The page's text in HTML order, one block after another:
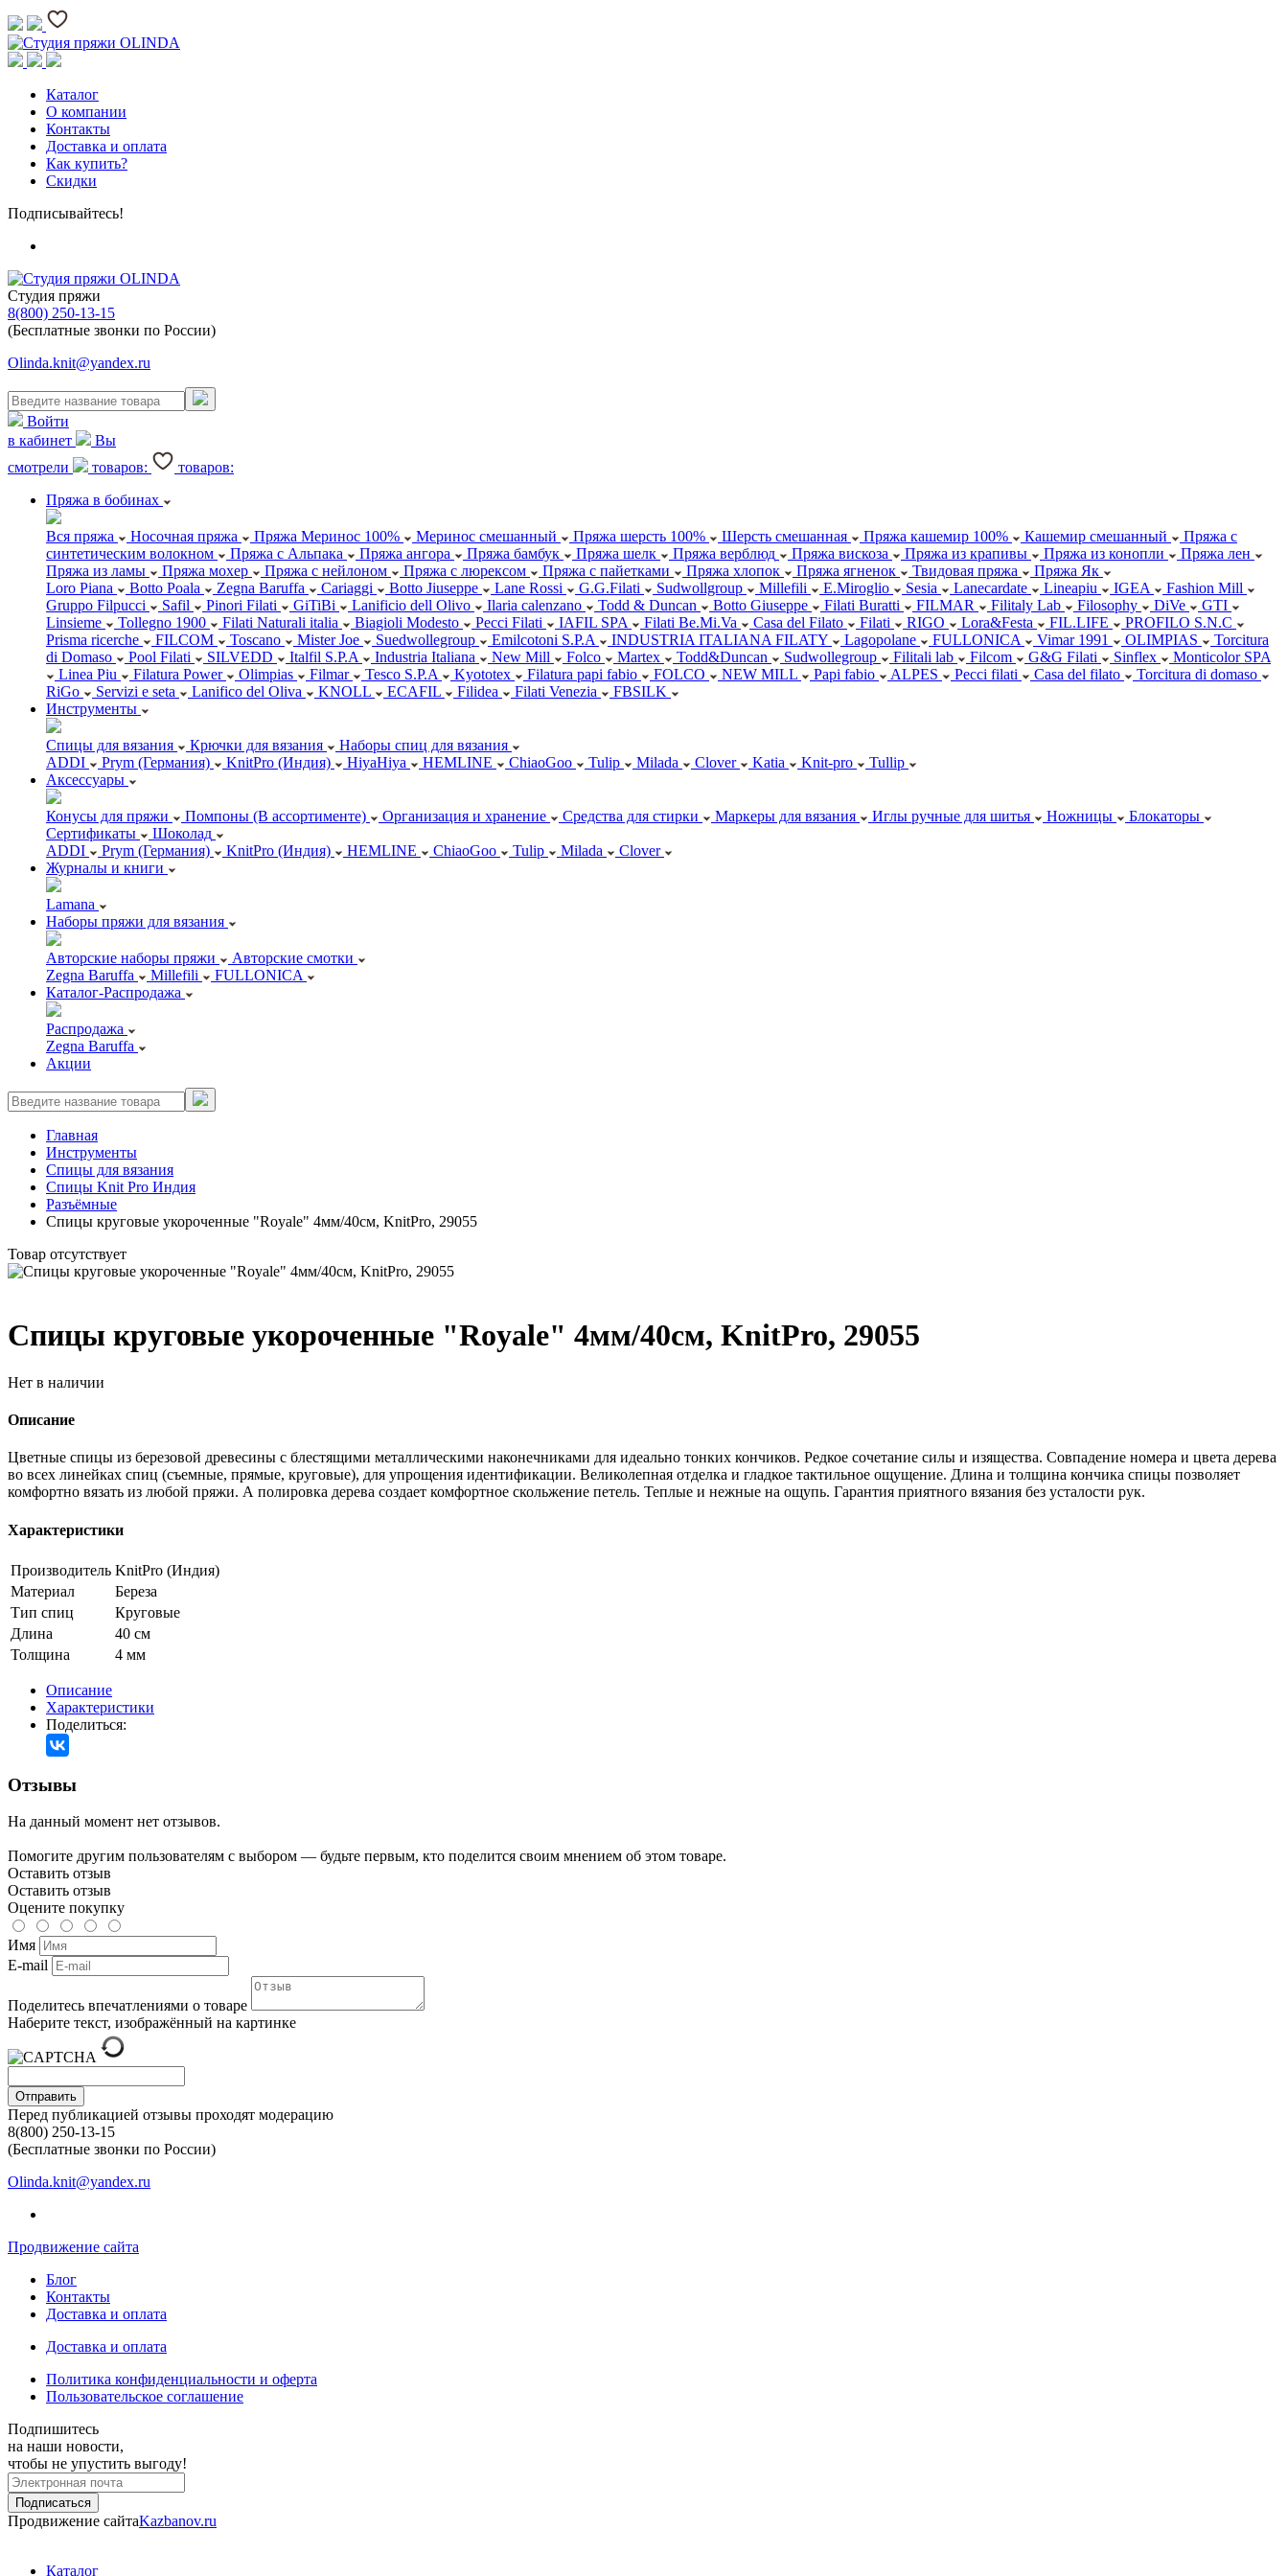
Каталог
О компании
Контакты
Доставка и оплата
Как купить?
Скидки
Подписывайтесь!
Студия пряжи
8(800) 250-13-15
(Бесплатные звонки по России)
Olinda.knit@yandex.ru
Войти
в кабинет
Вы
смотрели
товаров:
товаров:
Пряжа в бобинах
Вся пряжа Носочная пряжа Пряжа Меринос 100% Меринос смешанный Пряжа шерсть 100% Шерсть смешанная Пряжа кашемир 100% Кашемир смешанный
Пряжа с
синтетическим волокном
Пряжа с Альпака Пряжа ангора Пряжа бамбук Пряжа шелк Пряжа верблюд Пряжа вискоза Пряжа из крапивы Пряжа из конопли
Пряжа лен
Пряжа из ламы
Пряжа мохер Пряжа с нейлоном Пряжа с люрексом Пряжа с пайетками Пряжа хлопок Пряжа ягненок Твидовая пряжа
Пряжа Як
Loro Piana
Botto Poala Zegna Baruffa Cariaggi Botto Jiuseppe Lane Rossi G.G.Filati Sudwollgroup Millefili E.Miroglio Sesia Lanecardate Lineapiu IGEA
Fashion Mill
Gruppo Filpucci
Safil Pinori Filati GiTiBi Lanificio dell Olivo Ilaria calenzano Todd & Duncan Botto Giuseppe Filati Buratti FILMAR Filitaly Lab Filosophy DiVe
GTI
Linsieme
Tollegno 1900 Filati Naturali italia Biagioli Modesto Pecci Filati IAFIL SPA Filati Be.Mi.Va Casa del Filato Filati RIGO Lora&Festa FIL.LIFE
PROFILO S.N.C
Prisma ricerche
FILCOM Toscano Mister Joe Suedwollegroup Emilcotoni S.P.A INDUSTRIA ITALIANA FILATY Lagopolane FULLONICA Vimar 1991 OLIMPIAS
Torcitura
di Domaso
Pool Filati SILVEDD Italfil S.P.A Industria Italiana New Mill Folco Martex Todd&Duncan Sudwollegroup Filitali lab Filcom G&G Filati Sinflex
Monticolor SPA
Linea Piu
Filatura Power Olimpias Filmar Tesco S.P.A Kyototex Filatura papi fabio FOLCO NEW MILL Papi fabio ALPES Pecci filati Casa del filato
Torcitura di domaso
RiGo
Servizi e seta Lanifico del Oliva KNOLL ECAFIL Filidea Filati Venezia
FBSILK
Инструменты
Спицы для вязания Крючки для вязания
Наборы спиц для вязания
ADDI
Prym (Германия) KnitPro (Индия) HiyaHiya HEMLINE ChiaoGoo Tulip Milada Clover Katia Knit-pro
Tullip
Аксессуары
Конусы для пряжи Помпоны (В ассортименте) Организация и хранение Средства для стирки Маркеры для вязания Иглы ручные для шитья Ножницы
Блокаторы
Сертификаты
Шоколад
ADDI
Prym (Германия) KnitPro (Индия) HEMLINE ChiaoGoo Tulip Milada
Clover
Журналы и книги
Lamana
Наборы пряжи для вязания
Авторские наборы пряжи
Авторские смотки
Zegna Baruffa
Millefili
FULLONICA
Каталог-Распродажа
Распродажа
Zegna Baruffa
Акции
Главная
Инструменты
Спицы для вязания
Спицы Knit Pro Индия
Разъёмные
Спицы круговые укороченные "Royale" 4мм/40см, KnitPro, 29055
Товар отсутствует
Спицы круговые укороченные "Royale" 4мм/40см, KnitPro, 29055
Нет в наличии
Описание
Цветные спицы из березовой древесины с блестящими металлическими наконечниками для идеально тонких кончиков. Редкое сочетание силы и изящества. Совпадение номера и цвета дерева
во всех линейках спиц (съемные, прямые, круговые), для упрощения идентификации. Великолепная отделка и гладкое тактильное ощущение. Длина и толщина кончика спицы позволяет
комфортно вязать из любой пряжи. А полировка дерева создает комфортное скольжение петель. Теплые и нежные на ощупь. Гарантия приятного вязания без усталости рук.
Характеристики
Производитель KnitPro (Индия)
Материал
Береза
Тип спиц
Круговые
Длина
40 см
Толщина
4 мм
Описание
Характеристики
Поделиться:
Отзывы
На данный момент нет отзывов.
Помогите другим пользователям с выбором — будьте первым, кто поделится своим мнением об этом товаре.
Оставить отзыв
Оставить отзыв
Оцените покупку
Имя
E-mail
Поделитесь впечатлениями о товаре
Наберите текст, изображённый на картинке
Отправить
Перед публикацией отзывы проходят модерацию
8(800) 250-13-15
(Бесплатные звонки по России)
Olinda.knit@yandex.ru
Продвижение сайта
Блог
Контакты
Доставка и оплата
Доставка и оплата
Политика конфиденциальности и оферта
Пользовательское соглашение
Подпишитесь
на наши новости,
чтобы не упустить выгоду!
Продвижение сайтаKazbanov.ru
Каталог